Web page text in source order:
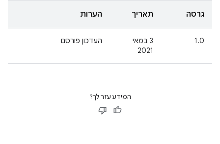
גרסה תאריך הערות
1.0
3 במאי
2021
העדכון פורסם
המידע עזר לך?